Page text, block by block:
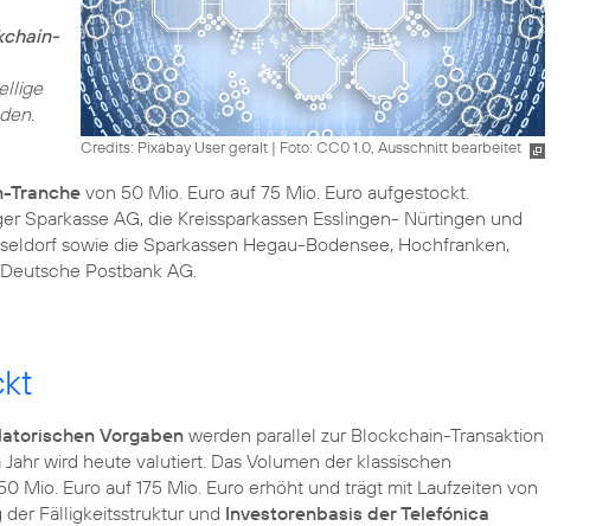
Credits: Pixabay User geralt| Foto: CC0 1.0, Ausschnitt bearbeitet
Tranche von 50 Mio. Euro auf 75 Mio. Euro aufgestockt.
Sparkasse AG, die Kreissparkassen Esslingen- Nürtingen und
sowie die Sparkassen Hegau-Bodensee, Hochfranken,
Postbank AG.
Vorgaben werden parallel zur Blockchain-Transaktion
wird heute valutiert. Das Volumen der klassischen
Mio. Euro auf 175 Mio. Euro erhöht und trägt mit Laufzeiten von
der Fälligkeitsstruktur und Investorenbasis der Telefónica